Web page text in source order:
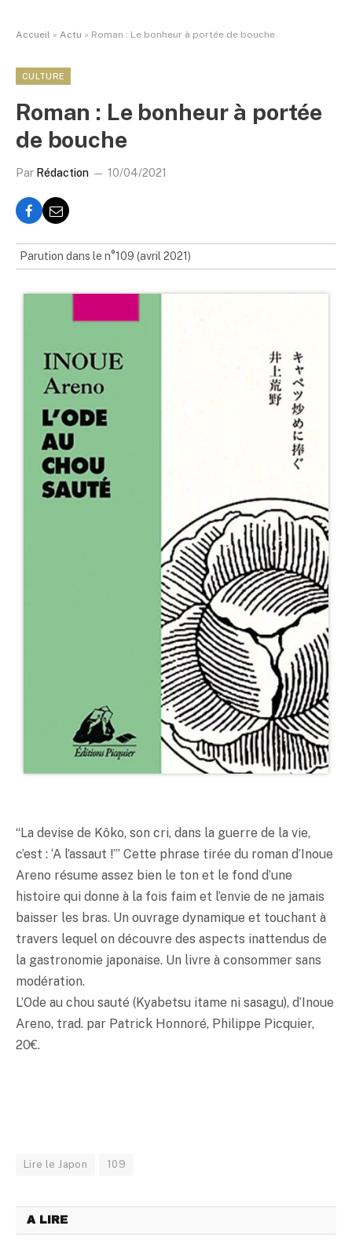
Accueil » Actu » Roman : Le bonheur à portée de bouche
CULTURE
Roman : Le bonheur à portée
de bouche
Par Rédaction 10/04/2021
Parution dans le n°109 (avril 2021)
“La devise de Kôko, son cri, dans la guerre de la vie,
c’est : ‘A l’assaut !’” Cette phrase tirée du roman d’Inoue
Areno résume assez bien le ton et le fond d’une
histoire qui donne à la fois faim et l’envie de ne jamais
baisser les bras. Un ouvrage dynamique et touchant à
travers lequel on découvre des aspects inattendus de
la gastronomie japonaise. Un livre à consommer sans
modération.
L’Ode au chou sauté (Kyabetsu itame ni sasagu), d’Inoue
Areno, trad. par Patrick Honnoré, Philippe Picquier,
20€.
Lire le Japon 109
A LIRE